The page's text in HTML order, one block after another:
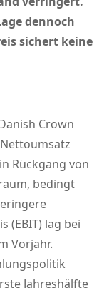
dennoch
sichert keine
Crown
Rückgang von
bedingt
(EBIT) lag bei
Vorjahr.
Jahreshälfte